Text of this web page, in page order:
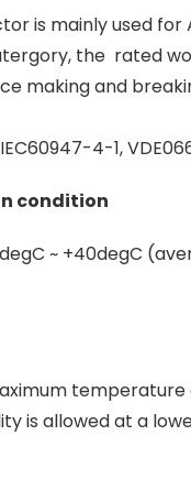
is mainly used
the rated
making and
4-1,
condition
~ +40degC
is allowed at a